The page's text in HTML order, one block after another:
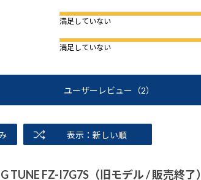
満足していない
満足していない
ユーザーレビュー （2）
表示：新しい順
TUNE FZ-I7G7S（旧モデル / 販売終了）